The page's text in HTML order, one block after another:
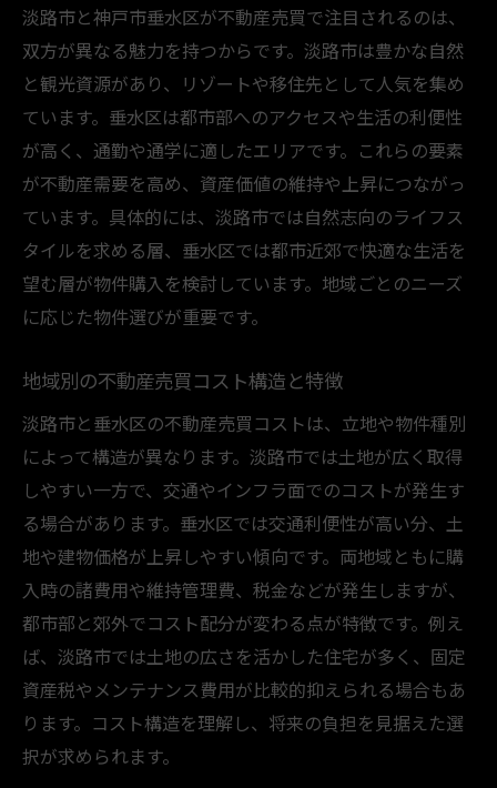
不動産売買時のトラブル防止策と対策方法
次項の市場動向を意識した検討の進め方
コスト面から見る淡路市の不動産市場動向
不動産売買で注目される淡路市の価格傾向
淡路市不動産売買のコスト変動要素とは
エリア特性を活かした不動産売買戦略
淡路市で有利に不動産売買を進めるコツ
現状のコストから将来の資産価値を予測
次章の高級住宅地特性の比較に役立つ視点
垂水区の高級住宅地が持つ資産価値の魅力
住環境と不動産売買が資産形成に与える効
地域の歴史や街並みが価格に及ぼす影響
高級住宅街選びで重視されるポイント
土地価格推移と今後の展望につなげる視点
土地価格の推移で読む不動産売買の未来
不動産売買における土地価格推移の意味
過去と現在を比較して見る価格動向の違い
価格推移データが示す不動産売買の重要性
淡路市と神戸市垂水区が不動産売買で注目されるのは、
双方が異なる魅力を持つからです。淡路市は豊かな自然
と観光資源があり、リゾートや移住先として人気を集め
ています。垂水区は都市部へのアクセスや生活の利便性
が高く、通勤や通学に適したエリアです。これらの要素
が不動産需要を高め、資産価値の維持や上昇につながっ
ています。具体的には、淡路市では自然志向のライフス
タイルを求める層、垂水区では都市近郊で快適な生活を
望む層が物件購入を検討しています。地域ごとのニーズ
に応じた物件選びが重要です。
地域別の不動産売買コスト構造と特徴
淡路市と垂水区の不動産売買コストは、立地や物件種別
によって構造が異なります。淡路市では土地が広く取得
しやすい一方で、交通やインフラ面でのコストが発生す
る場合があります。垂水区では交通利便性が高い分、土
地や建物価格が上昇しやすい傾向です。両地域ともに購
入時の諸費用や維持管理費、税金などが発生しますが、
都市部と郊外でコスト配分が変わる点が特徴です。例え
ば、淡路市では土地の広さを活かした住宅が多く、固定
資産税やメンテナンス費用が比較的抑えられる場合もあ
ります。コスト構造を理解し、将来の負担を見据えた選
択が求められます。